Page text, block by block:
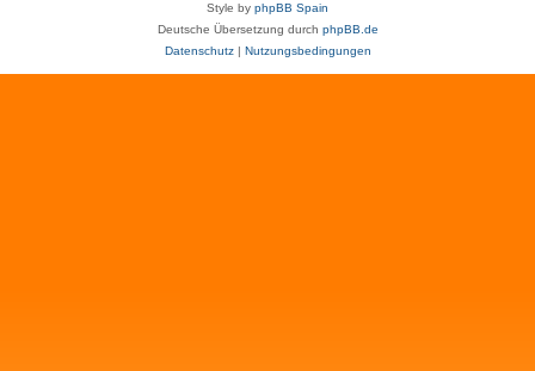
Style by phpBB Spain
Deutsche Übersetzung durch phpBB.de
Datenschutz| Nutzungsbedingungen